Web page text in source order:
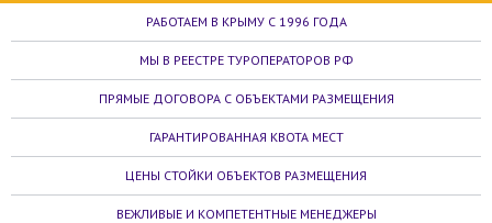
РАБОТАЕМ В КРЫМУ С 1996 ГОДА
МЫ В РЕЕСТРЕ ТУРОПЕРАТОРОВ РФ
ПРЯМЫЕ ДОГОВОРА С ОБЪЕКТАМИ РАЗМЕЩЕНИЯ
ГАРАНТИРОВАННАЯ КВОТА МЕСТ
ЦЕНЫ СТОЙКИ ОБЪЕКТОВ РАЗМЕЩЕНИЯ
ВЕЖЛИВЫЕ И КОМПЕТЕНТНЫЕ МЕНЕДЖЕРЫ